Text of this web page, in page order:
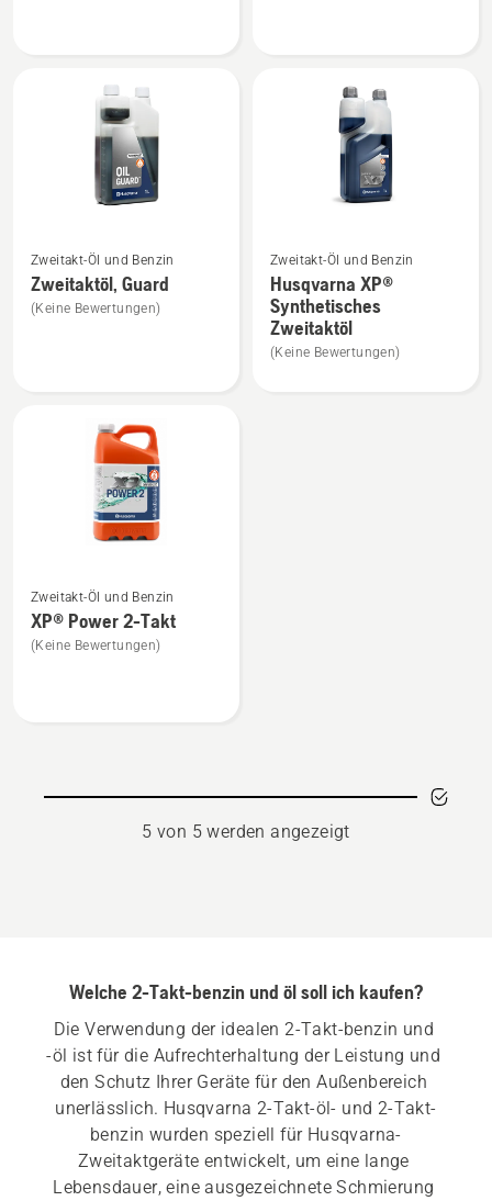
Details
zu
Zweitaktöl,
Zweitakt-Öl und Benzin
Zweitaktöl, Guard
(Keine Bewertungen)
Details
zu
Husqvarna
XP®
Zweitakt-Öl und Benzin
Husqvarna XP®
Synthetisches
Zweitaktöl
(Keine Bewertungen)
Details
zu
XP®
Zweitakt-Öl und Benzin
XP® Power 2-Takt
(Keine Bewertungen)
5 von 5 werden angezeigt
Welche 2-Takt-benzin und öl soll ich kaufen?
Die Verwendung der idealen 2-Takt-benzin und
-öl ist für die Aufrechterhaltung der Leistung und
den Schutz Ihrer Geräte für den Außenbereich
unerlässlich. Husqvarna 2-Takt-öl- und 2-Takt-
benzin wurden speziell für Husqvarna-
Zweitaktgeräte entwickelt, um eine lange
Lebensdauer, eine ausgezeichnete Schmierung